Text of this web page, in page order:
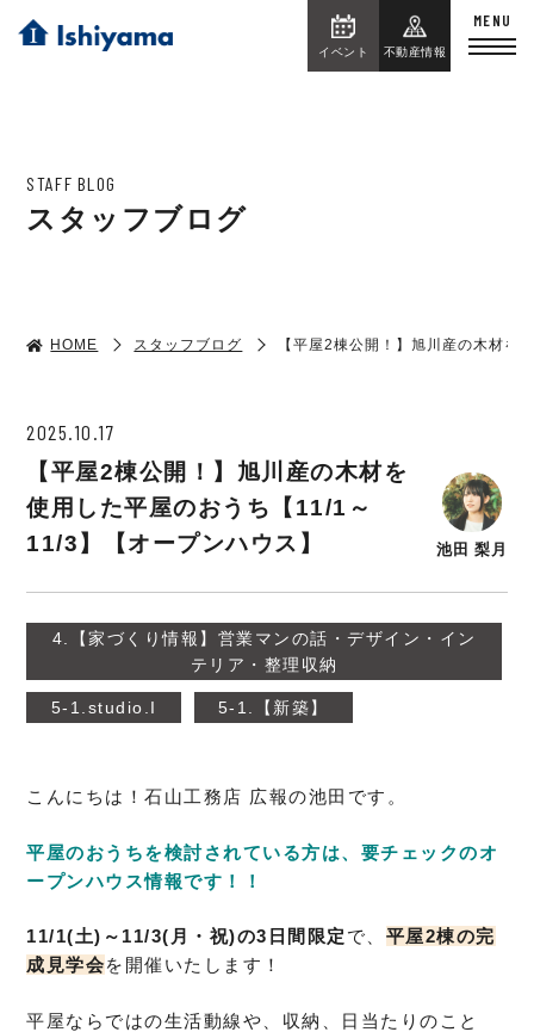
STAFF BLOG
スタッフブログ
HOME スタッフブログ 【平屋2棟公開！】旭川産の木材
2025.10.17
【平屋2棟公開！】旭川産の木材を
使用した平屋のおうち【11/1～
11/3】【オープンハウス】
池田 梨月
4.【家づくり情報】営業マンの話・デザイン・イン
テリア・整理収納
5-1.studio.I 5-1.【新築】
こんにちは！石山工務店 広報の池田です。
平屋のおうちを検討されている方は、要チェックのオ
ープンハウス情報です！！
11/1(土)～11/3(月・祝)の3日間限定 で、 平屋2棟の完
成見学会を開催いたします！
平屋ならではの生活動線や、収納、日当たりのこと
イベント 不動産情報